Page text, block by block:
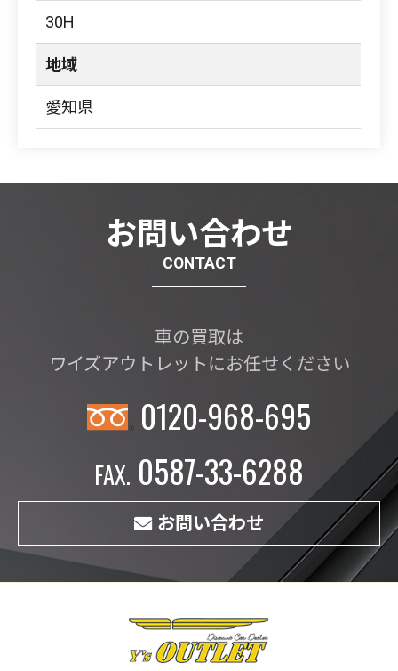
30H
地域
愛知県
お問い合わせ
CONTACT
車の買取は
ワイズアウトレットにお任せください
0120-968-695
0587-33-6288
お問い合わせ